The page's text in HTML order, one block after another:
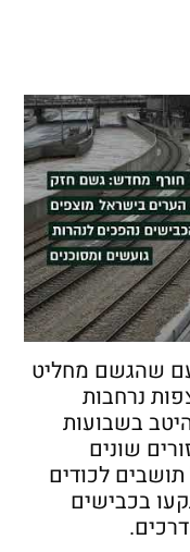
שהגשם מחליט
נרחבות
בשבועות
שונים
לכודים
בכבישים